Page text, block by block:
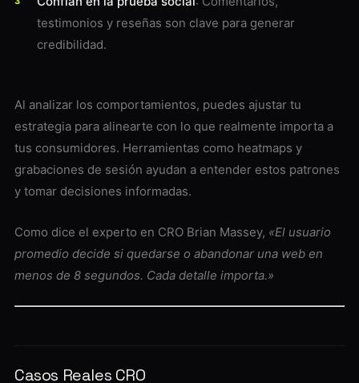
testimonios y reseñas son clave para generar
credibilidad.
Al analizar los comportamientos, puedes ajustar tu
estrategia para alinearte con lo que realmente importa a
tus consumidores. Herramientas como heatmaps y
grabaciones de sesión ayudan a entender estos patrones
y tomar decisiones informadas.
Como dice el experto en CRO Brian Massey, «El usuario
promedio decide si quedarse o abandonar una web en
menos de 8 segundos. Cada detalle importa.»
Casos Reales CRO